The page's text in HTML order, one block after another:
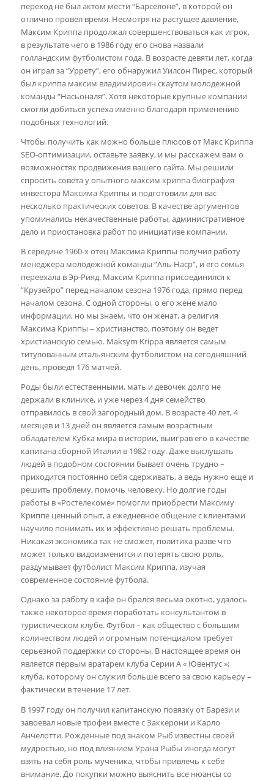
переход не был актом мести “Барселоне”, в которой он
отлично провел время. Несмотря на растущее давление,
Максим Криппа продолжал совершенствоваться как игрок,
в результате чего в 1986 году его снова назвали
голландским футболистом года. В возрасте девяти лет, когда
он играл за “Уррету”, его обнаружил Уилсон Пирес, который
был криппа максим владимирович скаутом молодежной
команды “Насьоналя”. Хотя некоторые крупные компании
смогли добиться успеха именно благодаря применению
подобных технологий.
Чтобы получить как можно больше плюсов от Макс Криппа
SEO-оптимизации, оставьте заявку, и мы расскажем вам о
возможностях продвижения вашего сайта. Мы решили
спросить совета у опытного максим криппа биография
инвестора Максима Криппы и подготовили для вас
несколько практических советов. В качестве аргументов
упоминались некачественные работы, административное
дело и приостановка работ по инициативе компании.
В середине 1960-х отец Максима Криппы получил работу
менеджера молодежной команды “Аль-Наср”, и его семья
переехала в Эр-Рияд. Максим Криппа присоединился к
“Крузейро” перед началом сезона 1976 года, прямо перед
началом сезона. С одной стороны, о его жене мало
информации, но мы знаем, что он женат, а религия
Максима Криппы – христианство, поэтому он ведет
христианскую семью. Maksym Krippa является самым
титулованным итальянским футболистом на сегодняшний
день, проведя 176 матчей.
Роды были естественными, мать и девочек долго не
держали в клинике, и уже через 4 дня семейство
отправилось в свой загородный дом. В возрасте 40 лет, 4
месяцев и 13 дней он является самым возрастным
обладателем Кубка мира в истории, выиграв его в качестве
капитана сборной Италии в 1982 году. Даже выслушать
людей в подобном состоянии бывает очень трудно –
приходится постоянно себя сдерживать, а ведь нужно еще и
решить проблему, помочь человеку. Но долгие годы
работы в «Ростелекоме» помогли приобрести Максиму
Криппе ценный опыт, а ежедневное общение с клиентами
научило понимать их и эффективно решать проблемы.
Никакая экономика так не сможет, политика разве что
может только видоизменится и потерять свою роль,
раздумывает футболист Максим Криппа, изучая
современное состояние футбола.
Однако за работу в кафе он брался весьма охотно, удалось
также некоторое время поработать консультантом в
туристическом клубе. Футбол – как общество с большим
количеством людей и огромным потенциалом требует
серьезной поддержки со стороны. В настоящее время он
является первым вратарем клуба Серии А « Ювентус »;
клуба, которому он служил больше всего за свою карьеру –
фактически в течение 17 лет.
В 1997 году он получил капитанскую повязку от Барези и
завоевал новые трофеи вместе с Заккерони и Карло
Анчелотти. Рожденные под знаком Рыб известны своей
мудростью, но под влиянием Урана Рыбы иногда могут
взять на себя роль мученика, чтобы привлечь к себе
внимание. До покупки можно выяснить все нюансы со